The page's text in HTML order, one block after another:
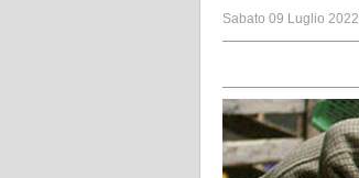
Sabato 09 Luglio 2022